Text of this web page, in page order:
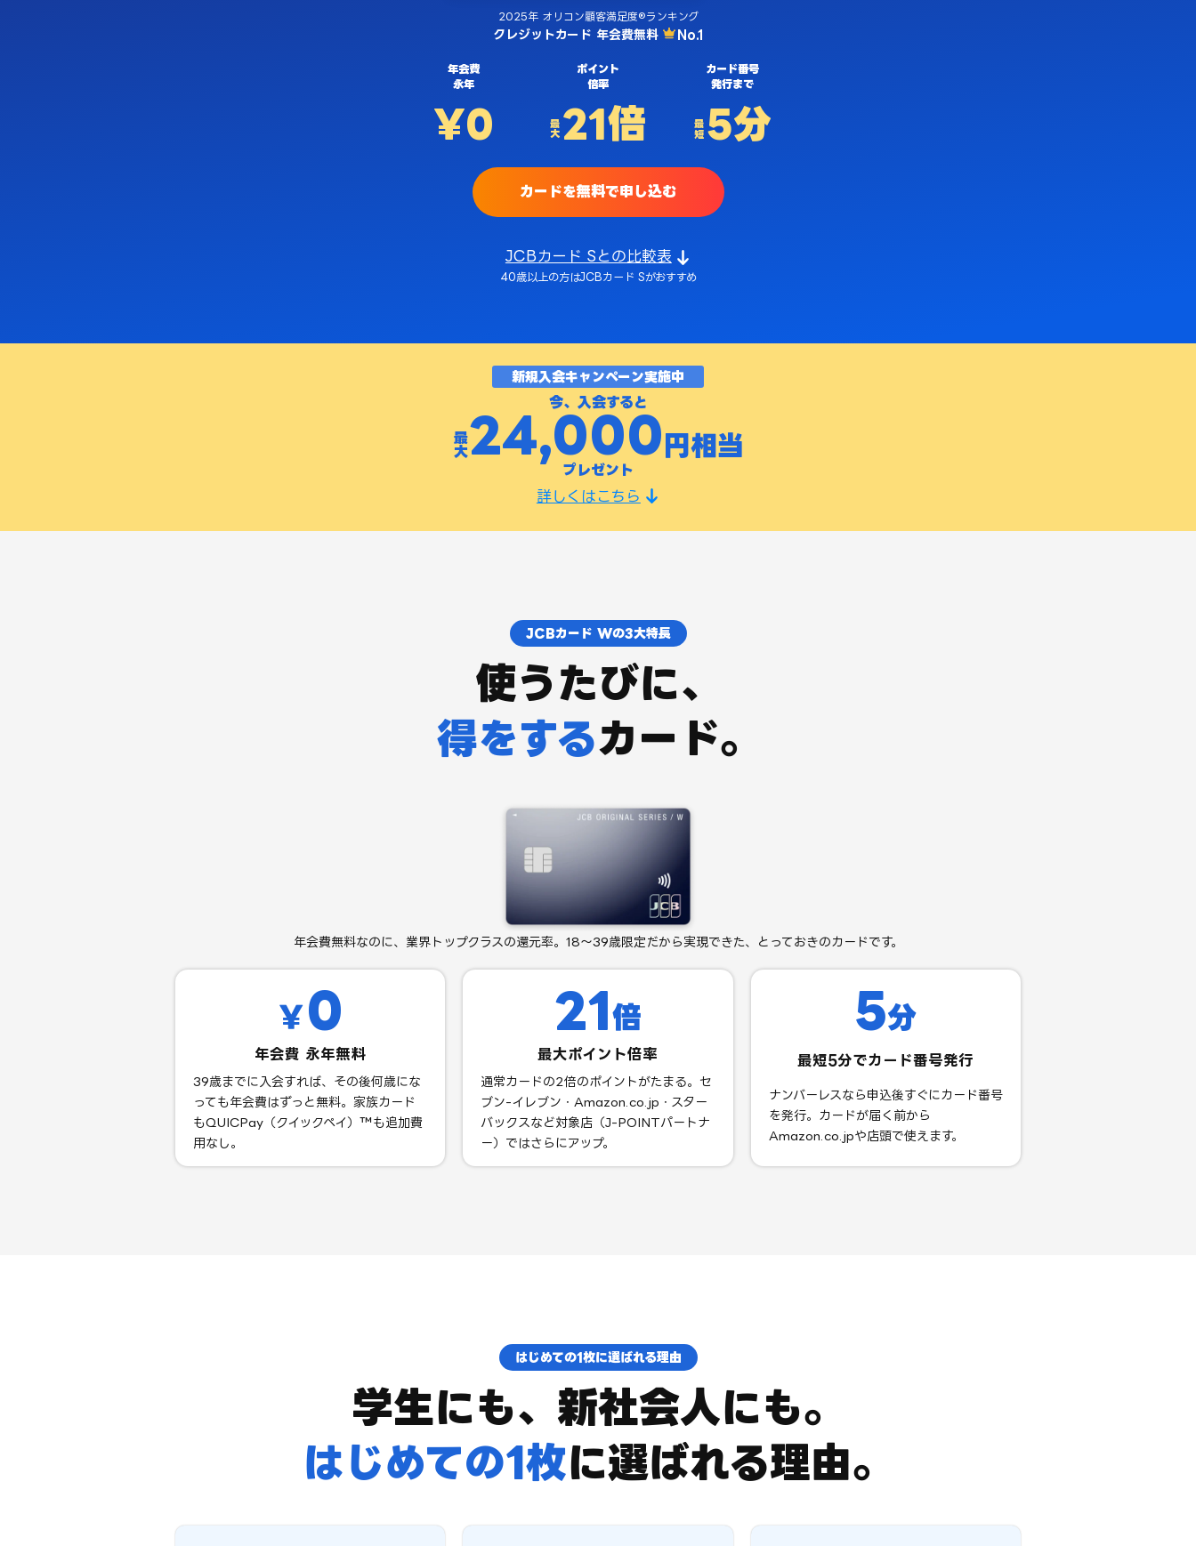
2025年 オリコン顧客満足度®ランキング
クレジットカード 年会費無料 No.1
年会費
永年
¥0
ポイント
倍率
最大21倍
カード番号
発行まで
最短5分
カードを無料で申し込む
JCBカード Sとの比較表
40歳以上の方はJCBカード Sがおすすめ
新規入会キャンペーン実施中
今、入会すると
最
大24,000 円相当
プレゼント
詳しくはこちら
JCBカード Wの3大特長
使うたびに、
得をするカード。
年会費無料なのに、業界トップクラスの還元率。18〜39歳限定だから実現できた、とっておきのカードです。
￥0
年会費 永年無料
39歳までに入会すれば、その後何歳にな
っても年会費はずっと無料。家族カード
もQUICPay（クイックペイ）™も追加費
用なし。
21倍
最大ポイント倍率
通常カードの2倍のポイントがたまる。セ
ブン-イレブン・Amazon.co.jp・スター
バックスなど対象店（J-POINTパートナ
ー）ではさらにアップ。
5分
最短5分でカード番号発行
ナンバーレスなら申込後すぐにカード番号
を発行。カードが届く前から
Amazon.co.jpや店頭で使えます。
はじめての1枚に選ばれる理由
学生にも、新社会人にも。
はじめての1枚に選ばれる理由。